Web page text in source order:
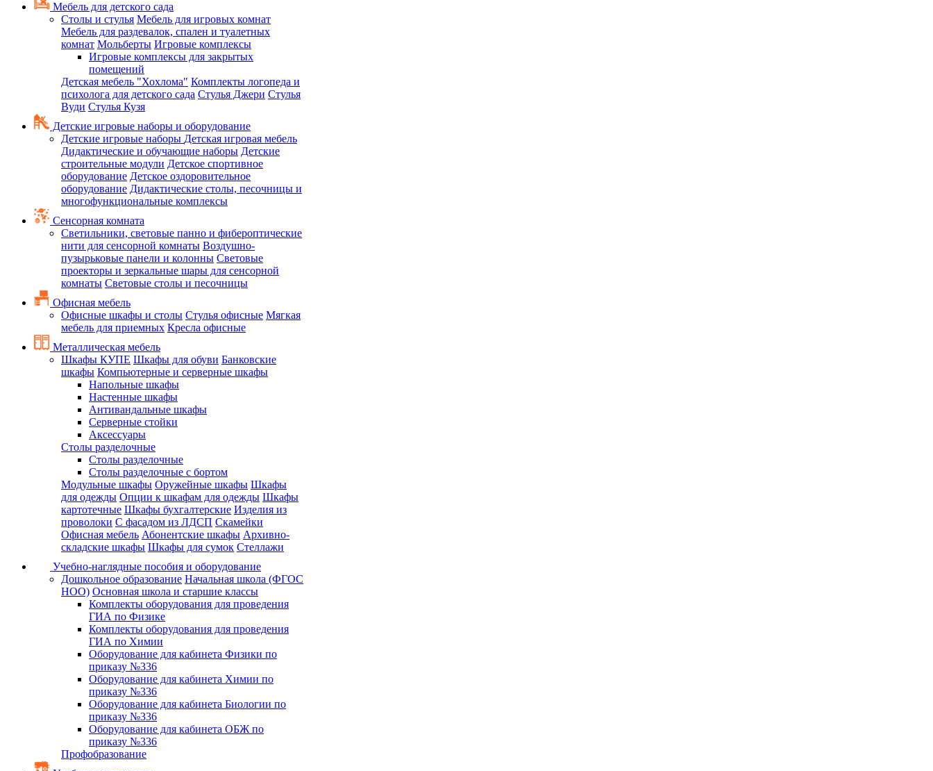
Мебель для детского сада
Столы и стулья Мебель для игровых комнат
Мебель для раздевалок, спален и туалетных
комнат Мольберты Игровые комплексы
Игровые комплексы для закрытых
помещений
Детская мебель "Хохлома" Комплекты логопеда и
психолога для детского сада Стулья Джери Стулья
Вуди Стулья Кузя
Детские игровые наборы и оборудование
Детские игровые наборы Детская игровая мебель
Дидактические и обучающие наборы Детские
строительные модули Детское спортивное
оборудование Детское оздоровительное
оборудование Дидактические столы, песочницы и
многофункциональные комплексы
Сенсорная комната
Светильники, световые панно и фибероптические
нити для сенсорной комнаты Воздушно-
пузырьковые панели и колонны Световые
проекторы и зеркальные шары для сенсорной
комнаты Световые столы и песочницы
Офисная мебель
Офисные шкафы и столы Стулья офисные Мягкая
мебель для приемных Кресла офисные
Металлическая мебель
Шкафы КУПЕ Шкафы для обуви Банковские
шкафы Компьютерные и серверные шкафы
Напольные шкафы
Настенные шкафы
Антивандальные шкафы
Серверные стойки
Аксессуары
Столы разделочные
Столы разделочные
Столы разделочные с бортом
Модульные шкафы Оружейные шкафы Шкафы
для одежды Опции к шкафам для одежды Шкафы
картотечные Шкафы бухгалтерские Изделия из
проволоки С фасадом из ЛДСП Скамейки
Офисная мебель Абонентские шкафы Архивно-
складские шкафы Шкафы для сумок Стеллажи
Учебно-наглядные пособия и оборудование
Дошкольное образование Начальная школа (ФГОС
НОО) Основная школа и старшие классы
Комплекты оборудования для проведения
ГИА по Физике
Комплекты оборудования для проведения
ГИА по Химии
Оборудование для кабинета Физики по
приказу №336
Оборудование для кабинета Химии по
приказу №336
Оборудование для кабинета Биологии по
приказу №336
Оборудование для кабинета ОБЖ по
приказу №336
Профобразование